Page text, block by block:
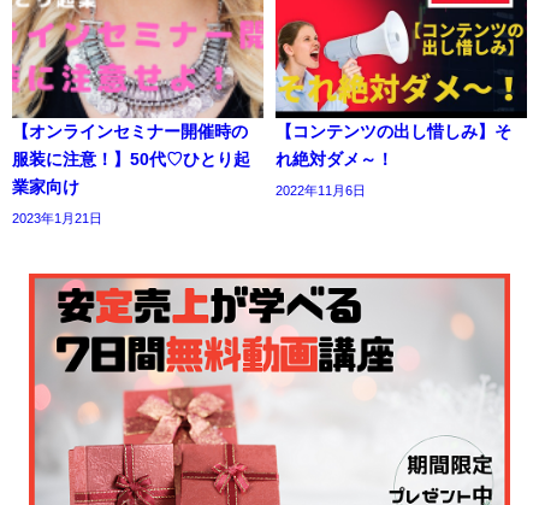
【オンラインセミナー開催時の
服装に注意！】50代♡ひとり起
業家向け
2023年1月21日
【コンテンツの出し惜しみ】そ
れ絶対ダメ～！
2022年11月6日